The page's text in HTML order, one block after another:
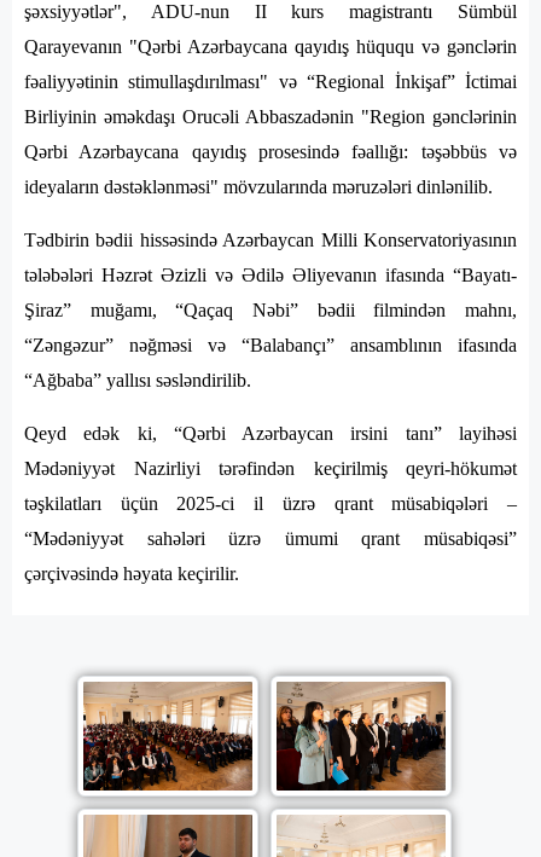
şəxsiyyətlər", ADU-nun II kurs magistrantı Sümbül
Qarayevanın "Qərbi Azərbaycana qayıdış hüququ və gənclərin
fəaliyyətinin stimullaşdırılması" və “Regional İnkişaf” İctimai
Birliyinin əməkdaşı Orucəli Abbaszadənin "Region gənclərinin
Qərbi Azərbaycana qayıdış prosesində fəallığı: təşəbbüs və
ideyaların dəstəklənməsi" mövzularında məruzələri dinlənilib.
Tədbirin bədii hissəsində Azərbaycan Milli Konservatoriyasının
tələbələri Həzrət Əzizli və Ədilə Əliyevanın ifasında “Bayatı-
Şiraz” muğamı, “Qaçaq Nəbi” bədii filmindən mahnı,
“Zəngəzur” nəğməsi və “Balabançı” ansamblının ifasında
“Ağbaba” yallısı səsləndirilib.
Qeyd edək ki, “Qərbi Azərbaycan irsini tanı” layihəsi
Mədəniyyət Nazirliyi tərəfindən keçirilmiş qeyri-hökumət
təşkilatları üçün 2025-ci il üzrə qrant müsabiqələri –
“Mədəniyyət sahələri üzrə ümumi qrant müsabiqəsi”
çərçivəsində həyata keçirilir.